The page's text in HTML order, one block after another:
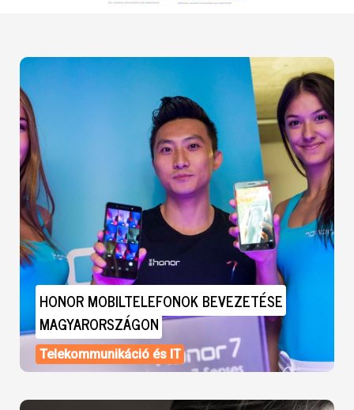
HONOR MOBILTELEFONOK BEVEZETÉSE
MAGYARORSZÁGON
Telekommunikáció és IT